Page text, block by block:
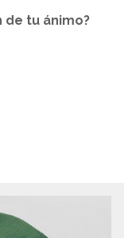
de tu ánimo?